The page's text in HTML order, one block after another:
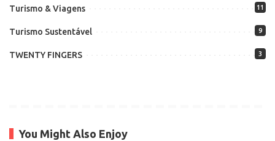
Turismo & Viagens 11
Turismo Sustentável 9
TWENTY FINGERS 3
You Might Also Enjoy